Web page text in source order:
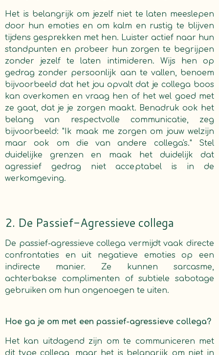
Het is belangrijk om jezelf niet te laten meeslepen
door hun emoties en om kalm en rustig te blijven
tijdens gesprekken met hen. Luister actief naar hun
standpunten en probeer hun zorgen te begrijpen
zonder jezelf te laten intimideren. Wijs hen op
gedrag zonder persoonlijk aan te vallen, benoem
bijvoorbeeld dat het jou opvalt dat je collega boos
kan overkomen en vraag hen of het wel goed met
ze gaat, dat je je zorgen maakt. Benadruk ook het
belang van respectvolle communicatie, zeg
bijvoorbeeld: "Ik maak me zorgen om jouw welzijn
maar ook om die van andere collega's." Stel
duidelijke grenzen en maak het duidelijk dat
agressief gedrag niet acceptabel is in de
werkomgeving.
2. De Passief-Agressieve collega
De passief-agressieve collega vermijdt vaak directe
confrontaties en uit negatieve emoties op een
indirecte manier. Ze kunnen sarcasme,
achterbakse complimenten of subtiele sabotage
gebruiken om hun ongenoegen te uiten.
Hoe ga je om met een passief-agressieve collega?
Het kan uitdagend zijn om te communiceren met
dit type collega, maar het is belangrijk om niet in